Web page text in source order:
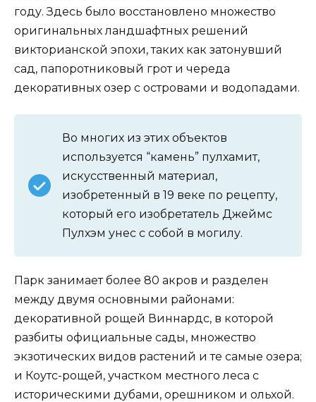
году. Здесь было восстановлено множество
оригинальных ландшафтных решений
викторианской эпохи, таких как затонувший
сад, папоротниковый грот и череда
декоративных озер с островами и водопадами.
Во многих из этих объектов
используется “камень” пулхамит,
искусственный материал,
изобретенный в 19 веке по рецепту,
который его изобретатель Джеймс
Пулхэм унес с собой в могилу.
Парк занимает более 80 акров и разделен
между двумя основными районами:
декоративной рощей Виннардс, в которой
разбиты официальные сады, множество
экзотических видов растений и те самые озера;
и Коутс-рощей, участком местного леса с
историческими дубами, орешником и ольхой.